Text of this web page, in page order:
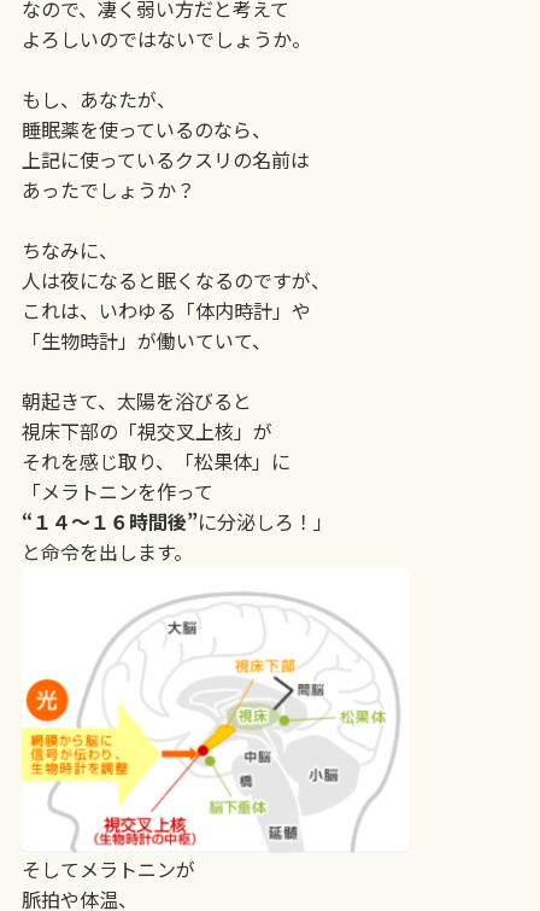
なので、凄く弱い方だと考えて
よろしいのではないでしょうか。
もし、あなたが、
睡眠薬を使っているのなら、
上記に使っているクスリの名前は
あったでしょうか？
ちなみに、
人は夜になると眠くなるのですが、
これは、いわゆる「体内時計」や
「生物時計」が働いていて、
朝起きて、太陽を浴びると
視床下部の「視交叉上核」が
それを感じ取り、「松果体」に
「メラトニンを作って
“１４〜１６時間後”に分泌しろ！」
と命令を出します。
そしてメラトニンが
脈拍や体温、